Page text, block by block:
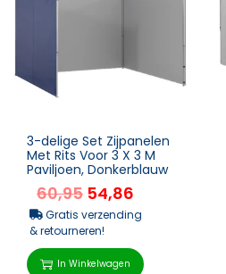
3-delige Set Zijpanelen
Met Rits Voor 3 X 3 M
Paviljoen, Donkerblauw
60,95 54,86
Gratis verzending
& retourneren!
In Winkelwagen